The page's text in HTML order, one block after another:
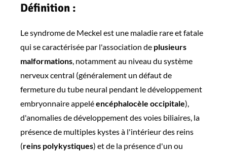
constitutionnelles
Syndrome
Meckel
Définition :
Le syndrome de Meckel est une maladie rare et fatale
qui se caractérisée par l'association de plusieurs
malformations, notamment au niveau du système
nerveux central (généralement un défaut de
fermeture du tube neural pendant le développement
embryonnaire appeléencéphalocèle occipitale),
d'anomalies de développement des voies biliaires, la
présence de multiples kystes à l'intérieur des reins
(reins polykystiques) et de la présence d'un ou